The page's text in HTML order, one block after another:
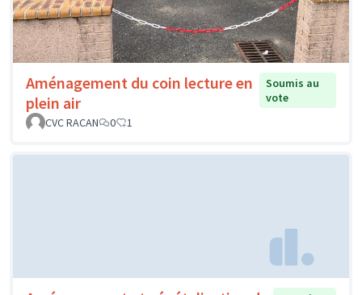
Aménagement du coin lecture en
plein air
Soumis au
vote
CVC RACAN
0 1